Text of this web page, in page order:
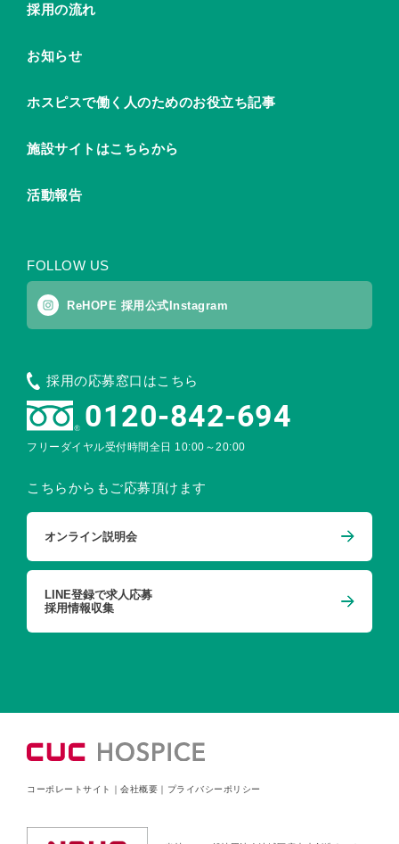
採用の流れ
お知らせ
ホスピスで働く人のためのお役立ち記事
施設サイトはこちらから
活動報告
FOLLOW US
ReHOPE 採用公式Instagram
採用の応募窓口はこちら
0120-842-694
フリーダイヤル受付時間全日 10:00～20:00
こちらからもご応募頂けます
オンライン説明会
LINE登録で求人応募
採用情報収集
コーポレートサイト ｜ 会社概要 ｜ プライバシーポリシー